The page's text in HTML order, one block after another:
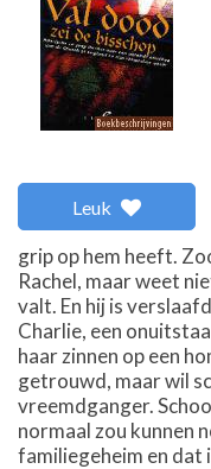
Leuk
grip op hem heeft.
Rachel, maar weet
valt. En hij is
Charlie, een
haar zinnen op een
getrouwd, maar wil
vreemdganger.
normaal zou kunnen
familiegeheim en dat